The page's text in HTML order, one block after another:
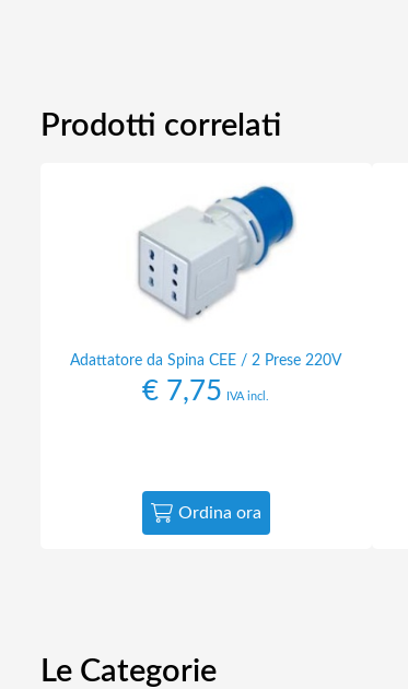
Prodotti correlati
Adattatore da Spina CEE / 2 Prese 220V
€ 7,75 IVA incl.
Ordina ora
Le Categorie